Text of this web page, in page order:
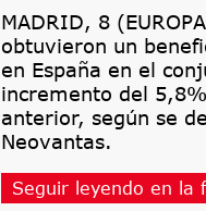
MADRID, 8
obtuvieron un
en España en el
incremento del
anterior, según se
Neovantas.
Seguir leyendo en la